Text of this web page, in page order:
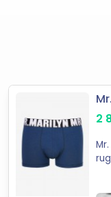
Iparáruház
2